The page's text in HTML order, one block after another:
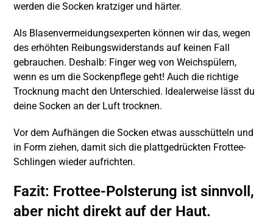
werden die Socken kratziger und härter.
Als Blasenvermeidungsexperten können wir das, wegen
des erhöhten Reibungswiderstands auf keinen Fall
gebrauchen. Deshalb: Finger weg von Weichspülern,
wenn es um die Sockenpflege geht! Auch die richtige
Trocknung macht den Unterschied. Idealerweise lässt du
deine Socken an der Luft trocknen.
Vor dem Aufhängen die Socken etwas ausschütteln und
in Form ziehen, damit sich die plattgedrückten Frottee-
Schlingen wieder aufrichten.
Fazit: Frottee-Polsterung ist sinnvoll,
aber nicht direkt auf der Haut.